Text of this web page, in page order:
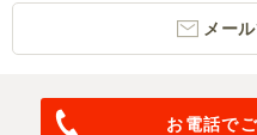
メー
お電話で